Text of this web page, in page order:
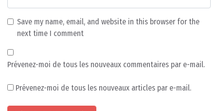
Save my name, email, and website in this browser for the
next time I comment
Prévenez-moi de tous les nouveaux commentaires par e-mail.
Prévenez-moi de tous les nouveaux articles par e-mail.